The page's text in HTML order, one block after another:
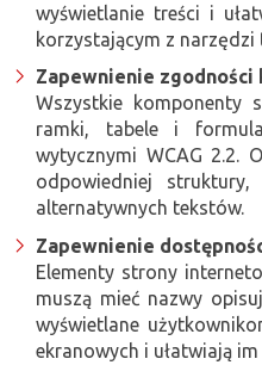
wyświetlanie treści i
korzystającym z narzędzi
Zapewnienie zgodności
Wszystkie komponenty
ramki, tabele i
wytycznymi WCAG 2.2.
odpowiedniej
alternatywnych tekstów.
Zapewnienie
Elementy strony
muszą mieć nazwy
wyświetlane
ekranowych i ułatwiają